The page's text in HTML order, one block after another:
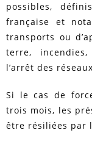
possibles,
française et
transports ou
terre,
l’arrêt des
Si le cas de
trois mois, les
être résiliées par